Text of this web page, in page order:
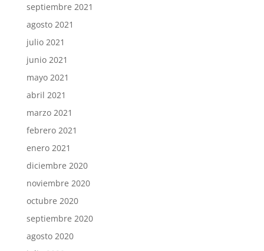
septiembre 2021
agosto 2021
julio 2021
junio 2021
mayo 2021
abril 2021
marzo 2021
febrero 2021
enero 2021
diciembre 2020
noviembre 2020
octubre 2020
septiembre 2020
agosto 2020